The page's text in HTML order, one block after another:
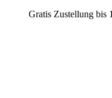
Gratis Zustellung bis